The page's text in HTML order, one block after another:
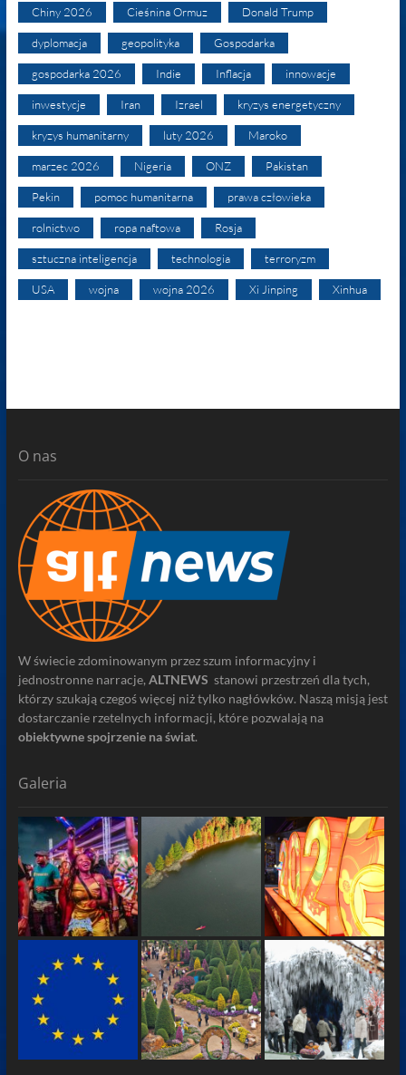
Chiny 2026 Cieśnina Ormuz Donald Trump
dyplomacja geopolityka Gospodarka
gospodarka 2026 Indie Inflacja innowacje
inwestycje Iran Izrael kryzys energetyczny
kryzys humanitarny luty 2026 Maroko
marzec 2026 Nigeria ONZ Pakistan
Pekin pomoc humanitarna prawa człowieka
rolnictwo ropa naftowa Rosja
sztuczna inteligencja technologia terroryzm
USA wojna wojna 2026 Xi Jinping Xinhua
O nas
W świecie zdominowanym przez szum informacyjny i
jednostronne narracje, ALTNEWS stanowi przestrzeń dla tych,
którzy szukają czegoś więcej niż tylko nagłówków. Naszą misją jest
dostarczanie rzetelnych informacji, które pozwalają na
obiektywne spojrzenie na świat.
Galeria